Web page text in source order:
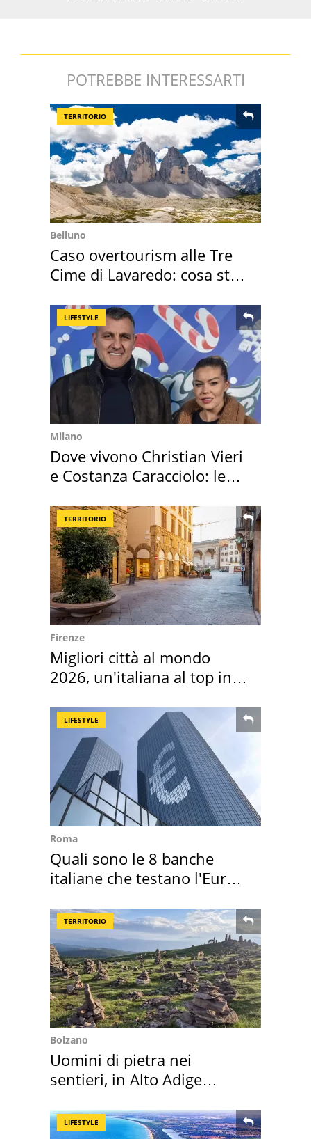
POTREBBE INTERESSARTI
TERRITORIO
Belluno
Caso overtourism alle Tre
Cime di Lavaredo: cosa sta
LIFESTYLE
Milano
Dove vivono Christian Vieri
e Costanza Caracciolo: le
TERRITORIO
Firenze
Migliori città al mondo
2026, un'italiana al top in
LIFESTYLE
Roma
Quali sono le 8 banche
italiane che testano l'Euro
TERRITORIO
Bolzano
Uomini di pietra nei
sentieri, in Alto Adige
LIFESTYLE